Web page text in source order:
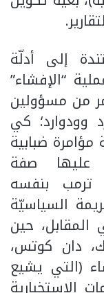
إلى أدلّة
“الإفشاء”
من مسؤولين
وودوارد؛ كي
ضبابية
عليها صفة
ترمب بنفسه
السياسيّة
المقابل، حين
دان كوتس،
(التي يشيع
الاستخبارية